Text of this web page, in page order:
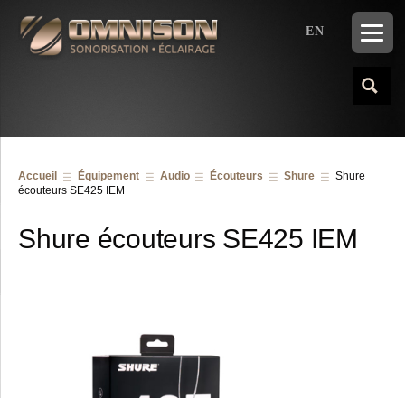
EN
Accueil Équipement Audio Écouteurs Shure
Shure
écouteurs SE425 IEM
Shure écouteurs SE425 IEM